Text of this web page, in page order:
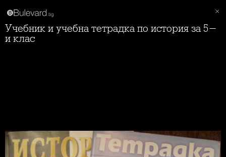
Учебник и учебна тетрадка по история за 5-
и клас